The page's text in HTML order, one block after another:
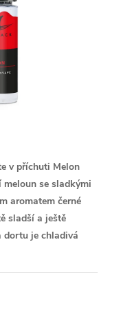
v příchuti Melon
se sladkými
aromatem černé
sladší a ještě
dortu je chladivá